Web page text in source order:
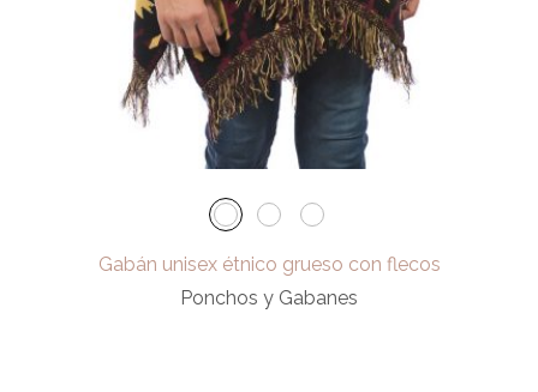
Gabán unisex étnico grueso con flecos
Ponchos y Gabanes